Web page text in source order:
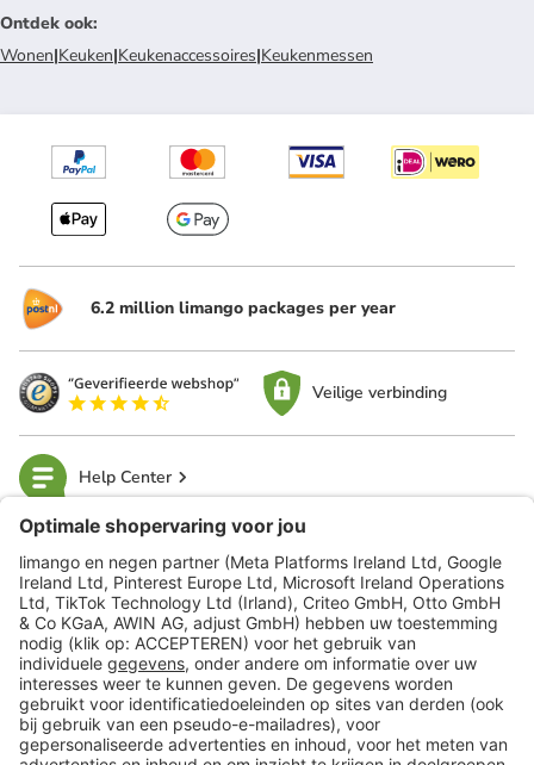
Ontdek ook:
Wonen|Keuken|Keukenaccessoires|Keukenmessen
6.2 million limango packages per year
Veilige verbinding
Help Center
limango
Veilig winkelen
Klantenservice
Shop